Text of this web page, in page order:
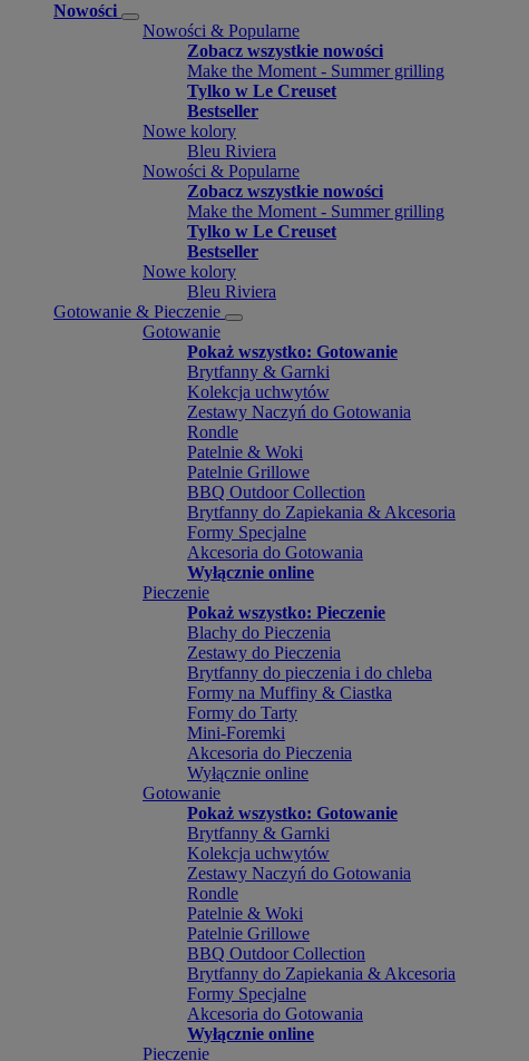
Nowości
Nowości & Popularne
Zobacz wszystkie nowości
Make the Moment - Summer grilling
Tylko w Le Creuset
Bestseller
Nowe kolory
Bleu Riviera
Nowości & Popularne
Zobacz wszystkie nowości
Make the Moment - Summer grilling
Tylko w Le Creuset
Bestseller
Nowe kolory
Bleu Riviera
Gotowanie & Pieczenie
Gotowanie
Pokaż wszystko: Gotowanie
Brytfanny & Garnki
Kolekcja uchwytów
Zestawy Naczyń do Gotowania
Rondle
Patelnie & Woki
Patelnie Grillowe
BBQ Outdoor Collection
Brytfanny do Zapiekania & Akcesoria
Formy Specjalne
Akcesoria do Gotowania
Wyłącznie online
Pieczenie
Pokaż wszystko: Pieczenie
Blachy do Pieczenia
Zestawy do Pieczenia
Brytfanny do pieczenia i do chleba
Formy na Muffiny & Ciastka
Formy do Tarty
Mini-Foremki
Akcesoria do Pieczenia
Wyłącznie online
Gotowanie
Pokaż wszystko: Gotowanie
Brytfanny & Garnki
Kolekcja uchwytów
Zestawy Naczyń do Gotowania
Rondle
Patelnie & Woki
Patelnie Grillowe
BBQ Outdoor Collection
Brytfanny do Zapiekania & Akcesoria
Formy Specjalne
Akcesoria do Gotowania
Wyłącznie online
Pieczenie